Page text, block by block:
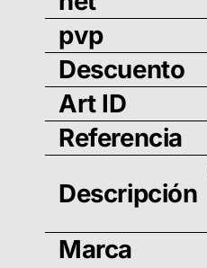
pvp
Descuento
Art ID
Referencia
Descripción
Marca